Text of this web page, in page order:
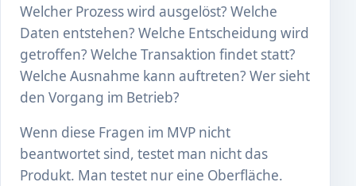
Welcher Prozess wird ausgelöst? Welche
Daten entstehen? Welche Entscheidung wird
getroffen? Welche Transaktion findet statt?
Welche Ausnahme kann auftreten? Wer sieht
den Vorgang im Betrieb?
Wenn diese Fragen im MVP nicht
beantwortet sind, testet man nicht das
Produkt. Man testet nur eine Oberfläche.